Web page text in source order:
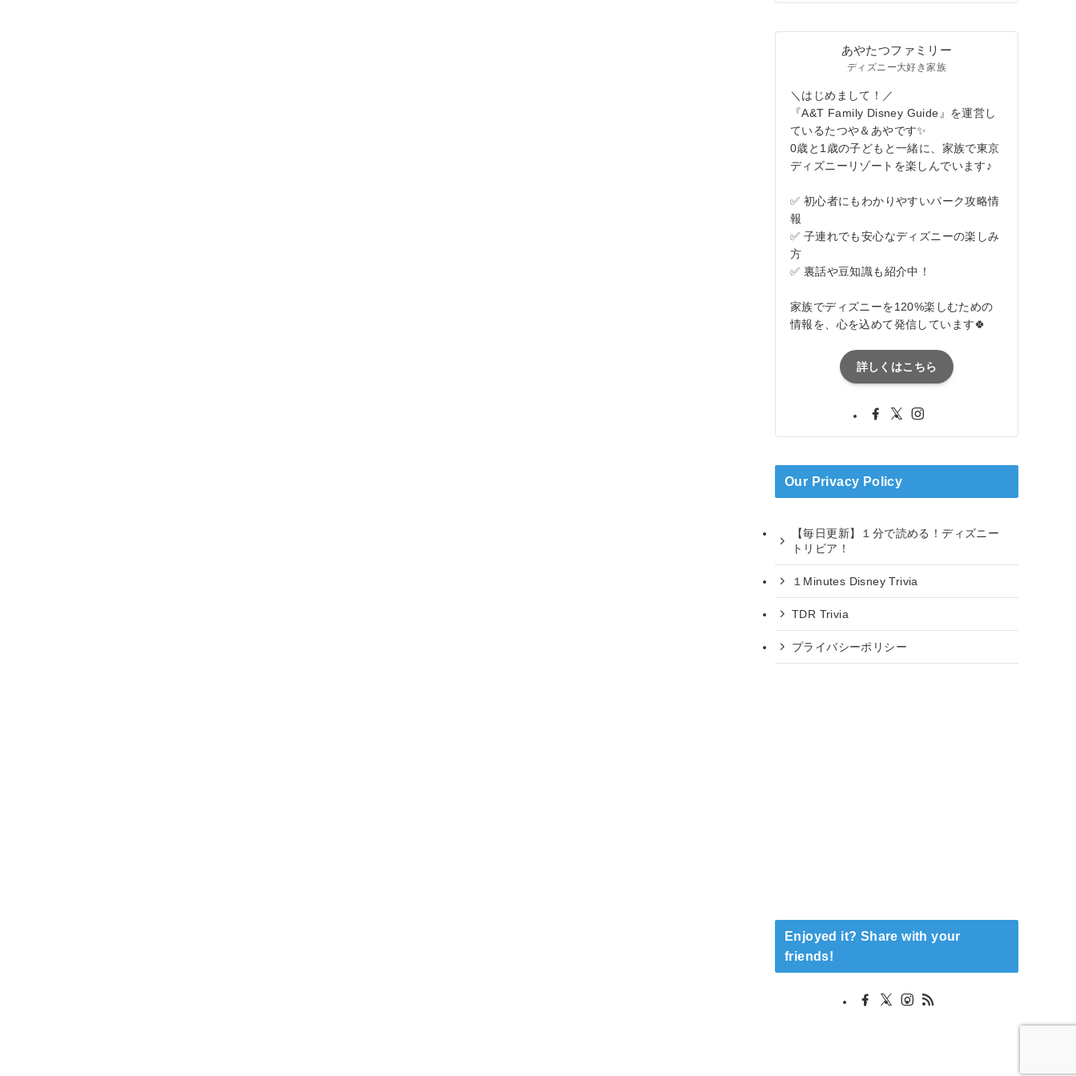
あやたつファミリー
ディズニー大好き家族
＼はじめまして！／
『A&T Family Disney Guide』を運営し
ているたつや＆あやです✨
0歳と1歳の子どもと一緒に、家族で東京
ディズニーリゾートを楽しんでいます♪
✅ 初心者にもわかりやすいパーク攻略情
報
✅ 子連れでも安心なディズニーの楽しみ
方
✅ 裏話や豆知識も紹介中！
家族でディズニーを120%楽しむための
情報を、心を込めて発信しています🍀
詳しくはこちら
Our Privacy Policy
【毎日更新】１分で読める！ディズニー
トリビア！
１Minutes Disney Trivia
TDR Trivia
プライバシーポリシー
Enjoyed it? Share with your
friends!